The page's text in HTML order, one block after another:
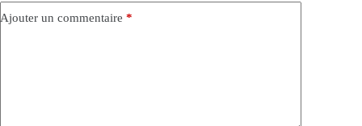
Ajouter un commentaire *